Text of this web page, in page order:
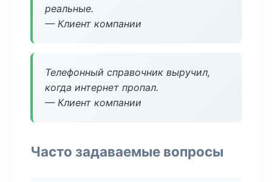
реальные.
— Клиент компании
Телефонный справочник выручил,
когда интернет пропал.
— Клиент компании
Часто задаваемые вопросы